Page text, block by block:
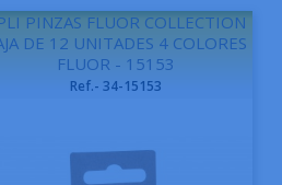
PINZAS FLUOR COLLECTION
DE 12 UNITADES 4 COLORES
FLUOR - 15153
Ref.- 34-15153